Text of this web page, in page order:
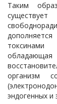
Таким
организм
эндогенных и